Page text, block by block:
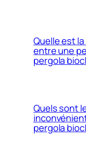
Quelle est
entre une
pergola
Quels sont
pergola